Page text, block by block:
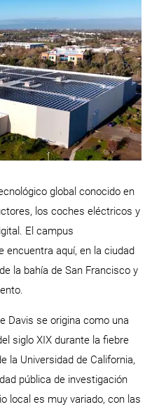
global conocido en
los coches eléctricos y
El campus
encuentra aquí, en la ciudad
la bahía de San Francisco y
Davis se origina como una
siglo XIX durante la fiebre
la Universidad de California,
pública de investigación
local es muy variado, con las